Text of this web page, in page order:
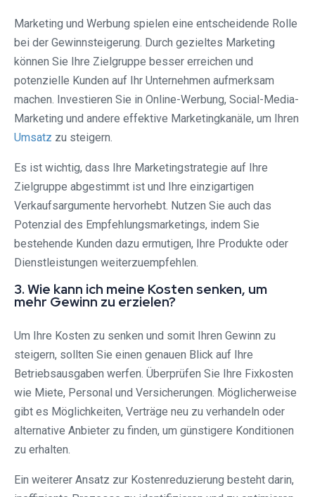
Marketing und Werbung spielen eine entscheidende Rolle
bei der Gewinnsteigerung. Durch gezieltes Marketing
können Sie Ihre Zielgruppe besser erreichen und
potenzielle Kunden auf Ihr Unternehmen aufmerksam
machen. Investieren Sie in Online-Werbung, Social-Media-
Marketing und andere effektive Marketingkanäle, um Ihren
Umsatz zu steigern.
Es ist wichtig, dass Ihre Marketingstrategie auf Ihre
Zielgruppe abgestimmt ist und Ihre einzigartigen
Verkaufsargumente hervorhebt. Nutzen Sie auch das
Potenzial des Empfehlungsmarketings, indem Sie
bestehende Kunden dazu ermutigen, Ihre Produkte oder
Dienstleistungen weiterzuempfehlen.
3. Wie kann ich meine Kosten senken, um
mehr Gewinn zu erzielen?
Um Ihre Kosten zu senken und somit Ihren Gewinn zu
steigern, sollten Sie einen genauen Blick auf Ihre
Betriebsausgaben werfen. Überprüfen Sie Ihre Fixkosten
wie Miete, Personal und Versicherungen. Möglicherweise
gibt es Möglichkeiten, Verträge neu zu verhandeln oder
alternative Anbieter zu finden, um günstigere Konditionen
zu erhalten.
Ein weiterer Ansatz zur Kostenreduzierung besteht darin,